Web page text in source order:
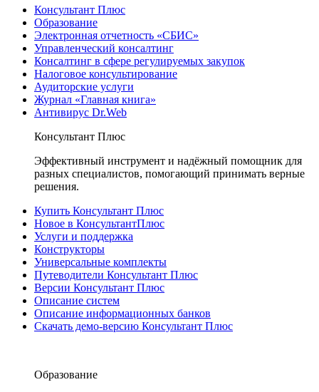
Консультант Плюс
Образование
Электронная отчетность «СБИС»
Управленческий консалтинг
Консалтинг в сфере регулируемых закупок
Налоговое консультирование
Аудиторские услуги
Журнал «Главная книга»
Антивирус Dr.Web
Консультант Плюс
Эффективный инструмент и надёжный помощник для
разных специалистов, помогающий принимать верные
решения.
Купить Консультант Плюс
Новое в КонсультантПлюс
Услуги и поддержка
Конструкторы
Универсальные комплекты
Путеводители Консультант Плюс
Версии Консультант Плюс
Описание систем
Описание информационных банков
Скачать демо-версию Консультант Плюс
Образование